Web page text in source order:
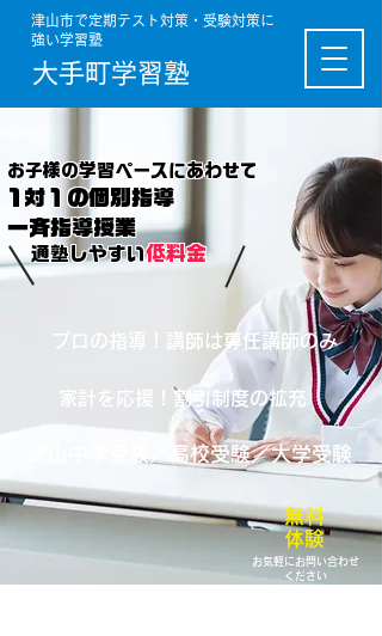
大手町学習塾
津山市で定期テスト対策・受験対策に
強い学習塾
お子様の学習ペースにあわせて
​1対１の個別 指導
一斉指導授業
通塾しやすい低料金
プロの指導！講師は専任講師のみ
家計を応援！​割引制度の拡充
​津山中学受験／高校受験／大学受験
無料
体験
お気軽にお問い合わせ
ください